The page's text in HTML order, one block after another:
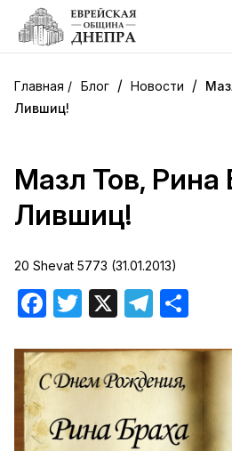
Блог / Новости /
Лившиц!
Мазл Тов, Рина
Лившиц!
20 Shevat 5773 (31.01.2013)
Facebook
Twitter Telegram